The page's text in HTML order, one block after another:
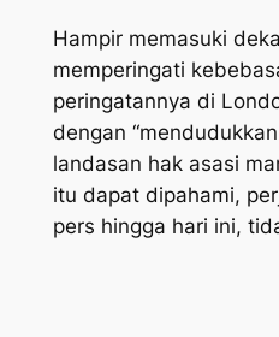
Hampir memasuki
memperingati
peringatannya di
dengan
landasan hak asasi
itu dapat dipahami,
pers hingga hari ini,